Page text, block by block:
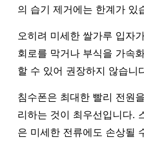
의 습기 제거에는 한계가 있
오히려 미세한 쌀가루 입자
회로를 막거나 부식을 가속
할 수 있어 권장하지 않습니
침수폰은 최대한 빨리 전원
리하는 것이 최우선입니다.
은 미세한 전류에도 손상될